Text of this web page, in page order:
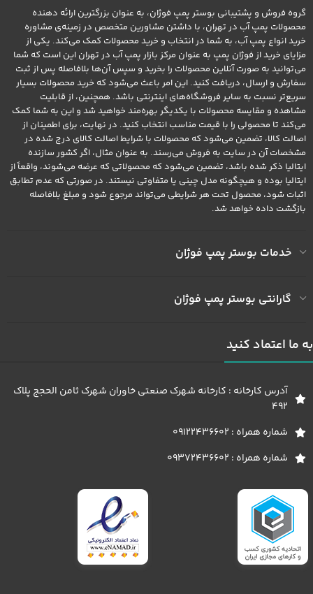
گروه فروش و پشتیبانی بوستر پمپ فوژان، به عنوان بزرگترین ارائه دهنده
محصولات پمپ آب در تهران، با داشتن مشاورین متخصص در زمینه‌ی مشاوره
خرید انواع پمپ آب، به شما در انتخاب و خرید محصولات کمک می‌کند. یکی از
مزایای خرید از فوژان پمپ به عنوان مرکز بازار پمپ آب در تهران این است که شما
می‌توانید به صورت آنلاین محصولات را بخرید و سپس آن‌ها بلافاصله پس از ثبت
سفارش و ارسال، دریافت کنید. این امر باعث می‌شود که خرید محصولات بسیار
سریع‌تر نسبت به سایر فروشگاه‌های اینترنتی باشد. همچنین، از قابلیت
مشاهده و مقایسه محصولات با یکدیگر بهره‌مند خواهید شد و این به شما کمک
می‌کند تا محصولی را با قیمت مناسب انتخاب کنید. در نهایت، برای اطمینان از
اصالت کالا، تضمین می‌شود که محصولات با شرایط اصالت کالای درج شده در
مشخصات آن در سایت به فروش می‌رسند. به عنوان مثال، اگر کشور سازنده
ایتالیا ذکر شده باشد، تضمین می‌شود که محصولاتی که عرضه می‌شوند، واقعاً از
ایتالیا بوده و هیچگونه مدل چینی یا متفاوتی نیستند. در صورتی که عدم تطابق
اثبات شود، محصول تحت هر شرایطی می‌تواند مرجوع شود و مبلغ بلافاصله
بازگشت داده خواهد شد.
خدمات بوستر پمپ فوژان
گارانتی بوستر پمپ فوژان
به ما اعتماد کنید
آدرس کارخانه : کارخانه شهرک صنعتی خاوران شهرک ثامن الحجج پلاک
492
شماره همراه : 09122436602
شماره همراه : 09372436602